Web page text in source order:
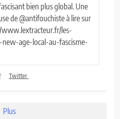
bien plus global. Une
de @antifouchiste à lire sur
www.lextracteur.fr/les-
age-local-au-fascisme-
Twitter
Plus